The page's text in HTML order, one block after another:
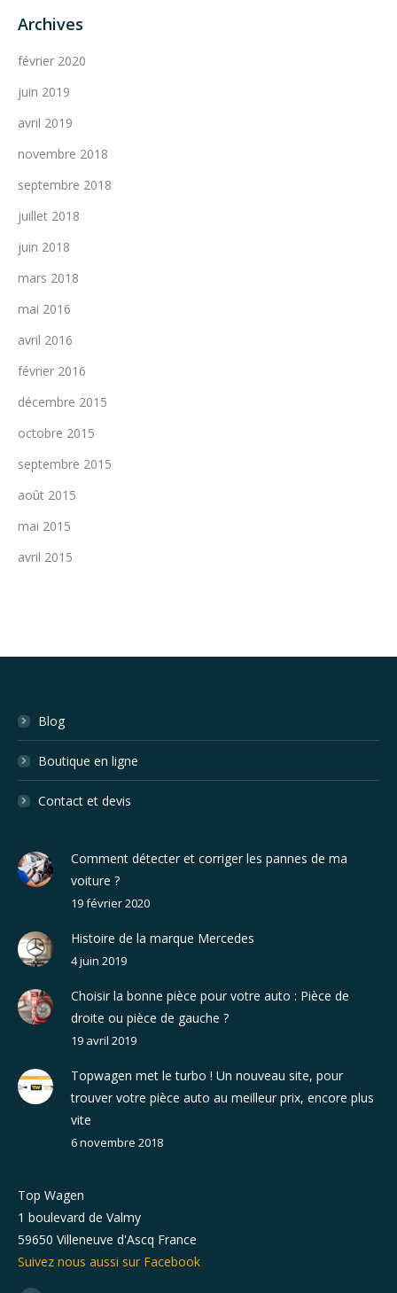
Archives
février 2020
juin 2019
avril 2019
novembre 2018
septembre 2018
juillet 2018
juin 2018
mars 2018
mai 2016
avril 2016
février 2016
décembre 2015
octobre 2015
septembre 2015
août 2015
mai 2015
avril 2015
Blog
Boutique en ligne
Contact et devis
Comment détecter et corriger les pannes de ma
voiture ?
19 février 2020
Histoire de la marque Mercedes
4 juin 2019
Choisir la bonne pièce pour votre auto : Pièce de
droite ou pièce de gauche ?
19 avril 2019
Topwagen met le turbo ! Un nouveau site, pour
trouver votre pièce auto au meilleur prix, encore plus
vite
6 novembre 2018
Top Wagen
1 boulevard de Valmy
59650 Villeneuve d'Ascq France
Suivez nous aussi sur Facebook